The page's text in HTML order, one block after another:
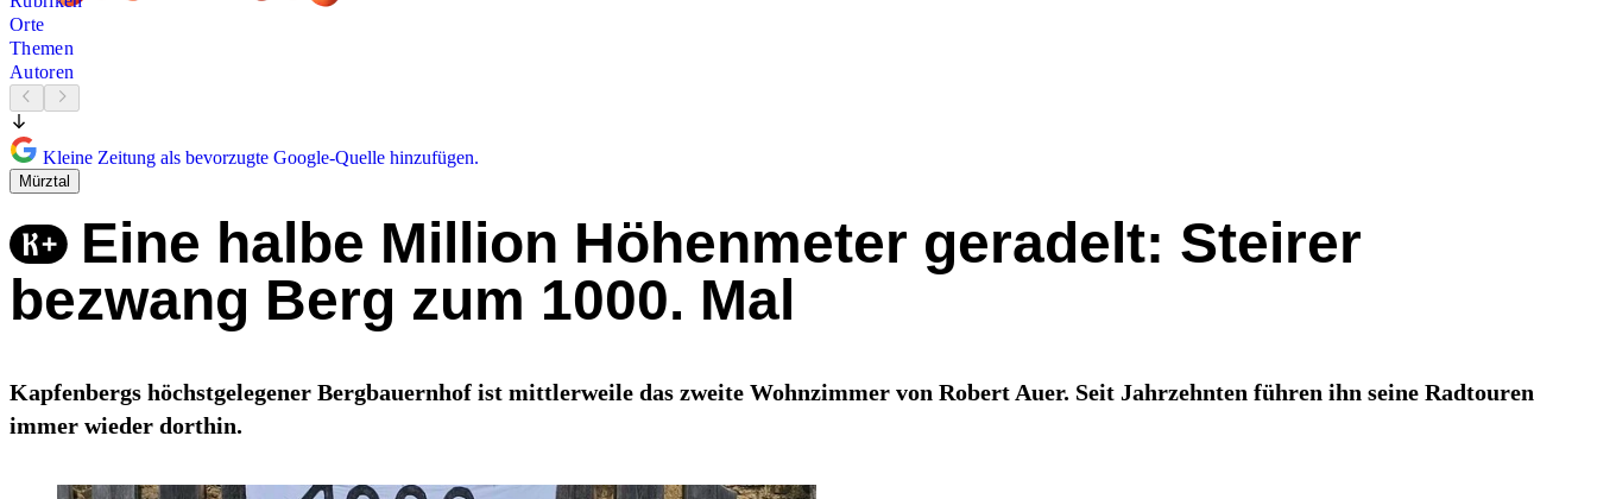
Orte
Themen
Autoren
Kleine Zeitung als bevorzugte Google-Quelle hinzufügen.
Mürztal
Eine halbe Million Höhenmeter geradelt: Steirer
bezwang Berg zum 1000. Mal
Kapfenbergs höchstgelegener Bergbauernhof ist mittlerweile das zweite Wohnzimmer von Robert Auer. Seit Jahrzehnten führen ihn seine Radtouren
immer wieder dorthin.